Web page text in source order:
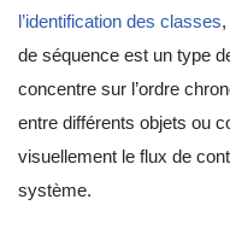
l’identification des classes
de séquence est un type
concentre sur l’ordre
entre différents objets ou
visuellement le flux de
système.